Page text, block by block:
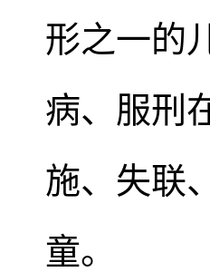
形之一的
病、服刑
施、失联
童。